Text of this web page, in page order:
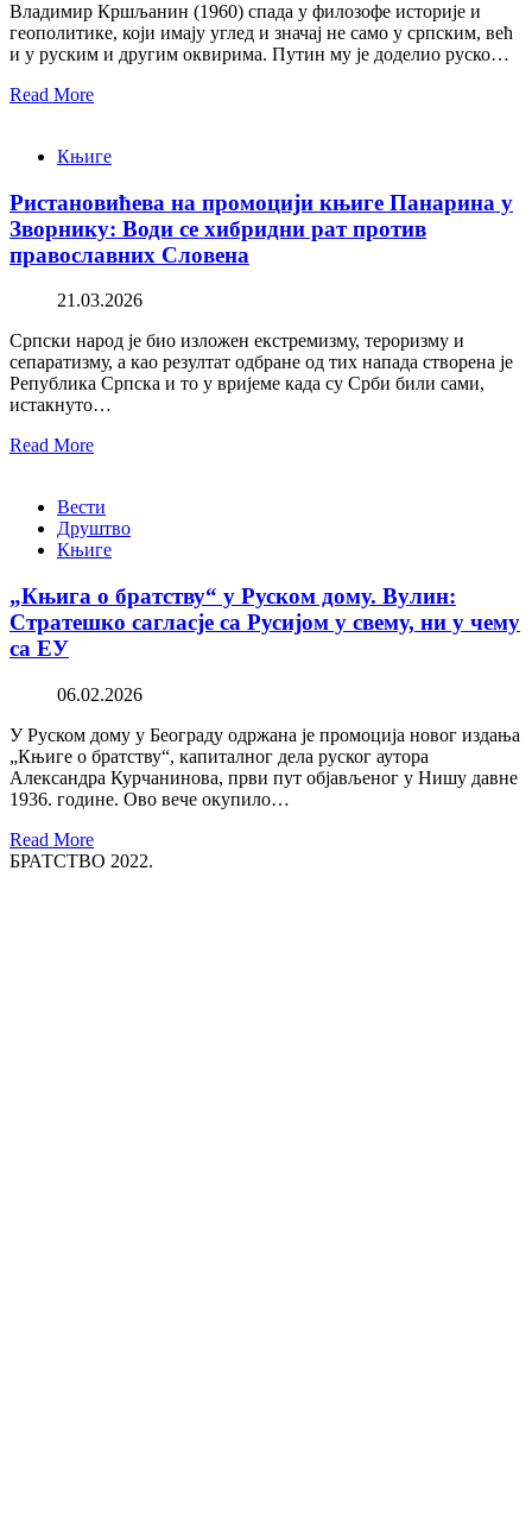
Владимир Кршљанин (1960) спада у филозофе историје и
геополитике, који имају углед и значај не само у српским, већ
и у руским и другим оквирима. Путин му је доделио руско…
Read More
Књиге
Ристановићева на промоцији књиге Панарина у
Зворнику: Води се хибридни рат против
православних Словена
21.03.2026
Српски народ је био изложен екстремизму, тероризму и
сепаратизму, а као резултат одбране од тих напада створена је
Република Српска и то у вријеме када су Срби били сами,
истакнуто…
Read More
Вести
Друштво
Књиге
„Књига о братству“ у Руском дому. Вулин:
Стратешко сагласје са Русијом у свему, ни у чему
са ЕУ
06.02.2026
У Руском дому у Београду одржана је промоција новог издања
„Књиге о братству“, капиталног дела руског аутора
Александра Курчанинова, први пут објављеног у Нишу давне
1936. године. Ово вече окупило…
Read More
БРАТСТВО 2022.